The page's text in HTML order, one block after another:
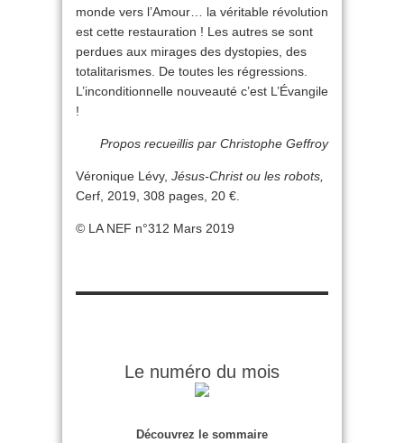
monde vers l’Amour… la véritable révolution
est cette restauration ! Les autres se sont
perdues aux mirages des dystopies, des
totalitarismes. De toutes les régressions.
L’inconditionnelle nouveauté c’est L’Évangile
!
Propos recueillis par Christophe Geffroy
Véronique Lévy, Jésus-Christ ou les robots,
Cerf, 2019, 308 pages, 20 €.
© LA NEF n°312 Mars 2019
Le numéro du mois
Découvrez le sommaire